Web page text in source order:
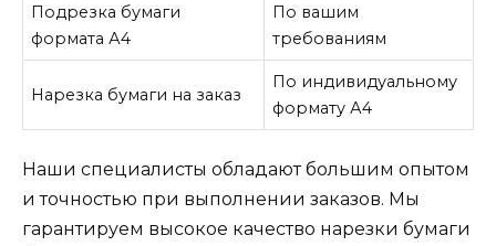
Подрезка бумаги
формата А4
По вашим
требованиям
Нарезка бумаги на заказ
По индивидуальному
формату А4
Наши специалисты обладают большим опытом
и точностью при выполнении заказов. Мы
гарантируем высокое качество нарезки бумаги